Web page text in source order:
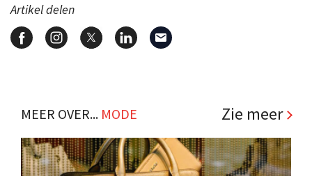
Artikel delen
MEER OVER... MODE Zie meer